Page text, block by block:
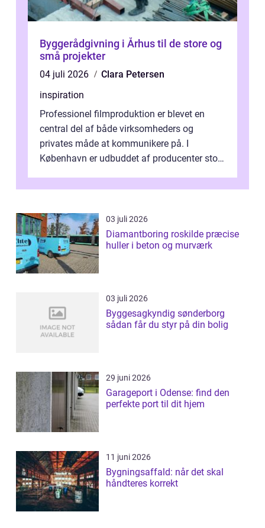
Byggerådgivning i Århus til de store og
små projekter
04 juli 2026
Clara Petersen
inspiration
Professionel filmproduktion er blevet en
central del af både virksomheders og
privates måde at kommunikere på. I
København er udbuddet af producenter stort,
inti...
03 juli 2026
Diamantboring roskilde præcise
huller i beton og murværk
03 juli 2026
Byggesagkyndig sønderborg
sådan får du styr på din bolig
29 juni 2026
Garageport i Odense: find den
perfekte port til dit hjem
11 juni 2026
Bygningsaffald: når det skal
håndteres korrekt